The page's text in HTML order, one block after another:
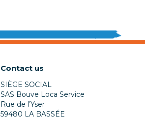
Contact us
SIÈGE SOCIAL
SAS Bouve Loca Service
Rue de l’Yser
59480 LA BASSÉE